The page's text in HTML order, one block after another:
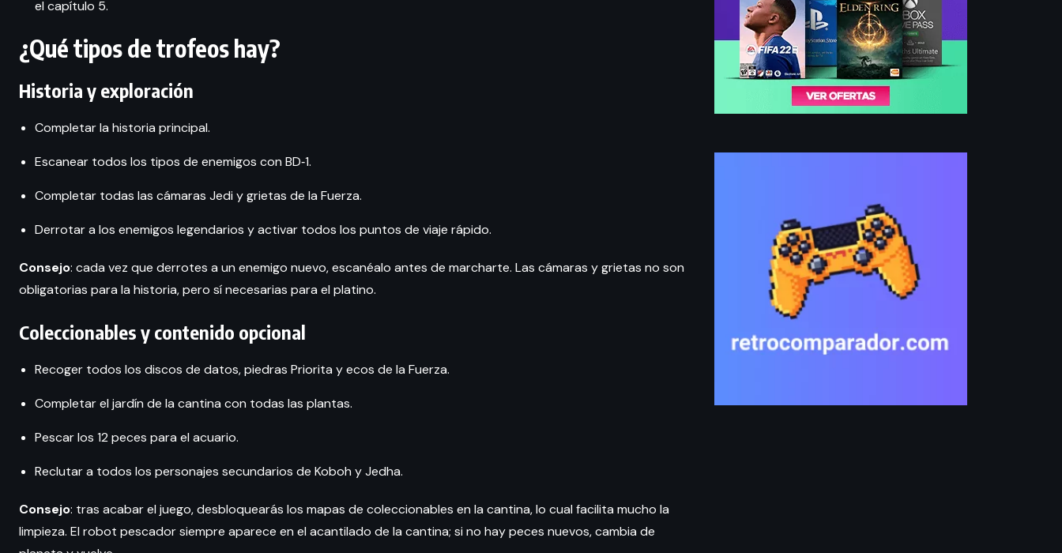
el capítulo 5.
¿Qué tipos de trofeos hay?
Historia y exploración
Completar la historia principal.
Escanear todos los tipos de enemigos con BD‑1.
Completar todas las cámaras Jedi y grietas de la Fuerza.
Derrotar a los enemigos legendarios y activar todos los puntos de viaje rápido.
Consejo: cada vez que derrotes a un enemigo nuevo, escanéalo antes de marcharte. Las cámaras y grietas no son
obligatorias para la historia, pero sí necesarias para el platino.
Coleccionables y contenido opcional
Recoger todos los discos de datos, piedras Priorita y ecos de la Fuerza.
Completar el jardín de la cantina con todas las plantas.
Pescar los 12 peces para el acuario.
Reclutar a todos los personajes secundarios de Koboh y Jedha.
Consejo: tras acabar el juego, desbloquearás los mapas de coleccionables en la cantina, lo cual facilita mucho la
limpieza. El robot pescador siempre aparece en el acantilado de la cantina; si no hay peces nuevos, cambia de